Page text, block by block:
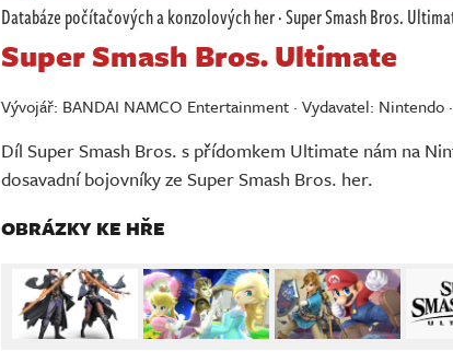
Databáze počítačových a konzolových her·Super Smash Bros.
Super Smash Bros. Ultimate
Vývojář: BANDAI NAMCO Entertainment · Vydavatel: Nintendo
Díl Super Smash Bros. s přídomkem Ultimate nám na
dosavadní bojovníky ze Super Smash Bros. her.
OBRÁZKY KE HŘE